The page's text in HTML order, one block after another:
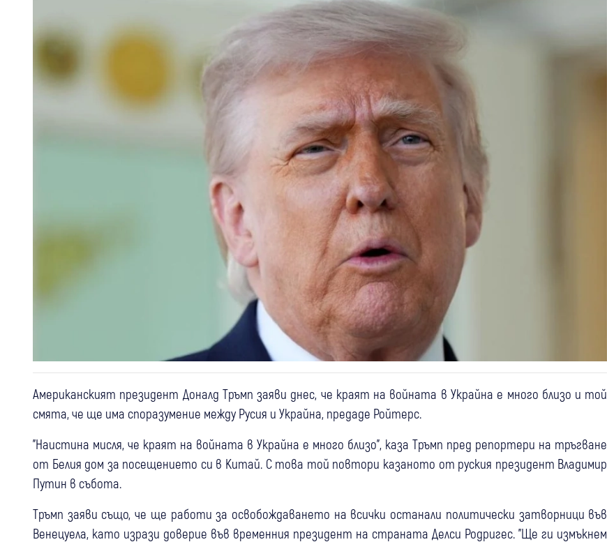
Американският президент Доналд Тръмп заяви днес, че краят на войната в Украйна е много близо и той
смята, че ще има споразумение между Русия и Украйна, предаде Ройтерс.
"Наистина мисля, че краят на войната в Украйна е много близо", каза Тръмп пред репортери на тръгване
от Белия дом за посещението си в Китай. С това той повтори казаното от руския президент Владимир
Путин в събота.
Тръмп заяви също, че ще работи за освобождаването на всички останали политически затворници във
Венецуела, като изрази доверие във временния президент на страната Делси Родригес. "Ще ги измъкнем